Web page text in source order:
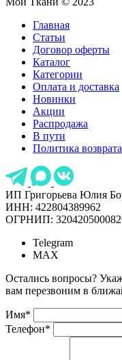
Главная
Статьи
Договор оферты
Каталог
Категории
Оплата и доставка
Новинки
Акции
Распродажа
В пути
Политика возврата
ИП Григорьева Юлия
ИНН: 422804389962
ОГРНИП:
Telegram
MAX
Остались вопросы?
вам перезвоним в
Имя*
Телефон*